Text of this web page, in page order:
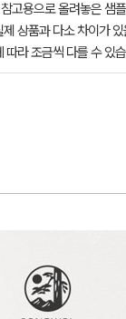
고용으로 올려놓은 샘
상품과 다소 차이가
라 조금씩 다를 수 있